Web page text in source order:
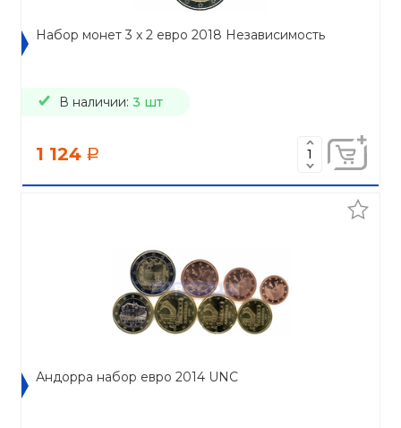
Набор монет 3 x 2 евро 2018 Независимость
В наличии: 3 шт
1 124 a
Андорра набор евро 2014 UNC